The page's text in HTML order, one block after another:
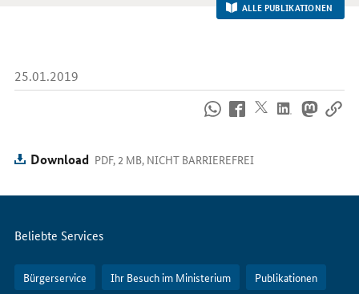
ALLE PUBLIKATIONEN
25.01.2019
uns
im
Download PDF, 2 MB, NICHT BARRIEREFREI
Servicemenü
Beliebte Services
Bürgerservice Ihr Besuch im Ministerium Publikationen